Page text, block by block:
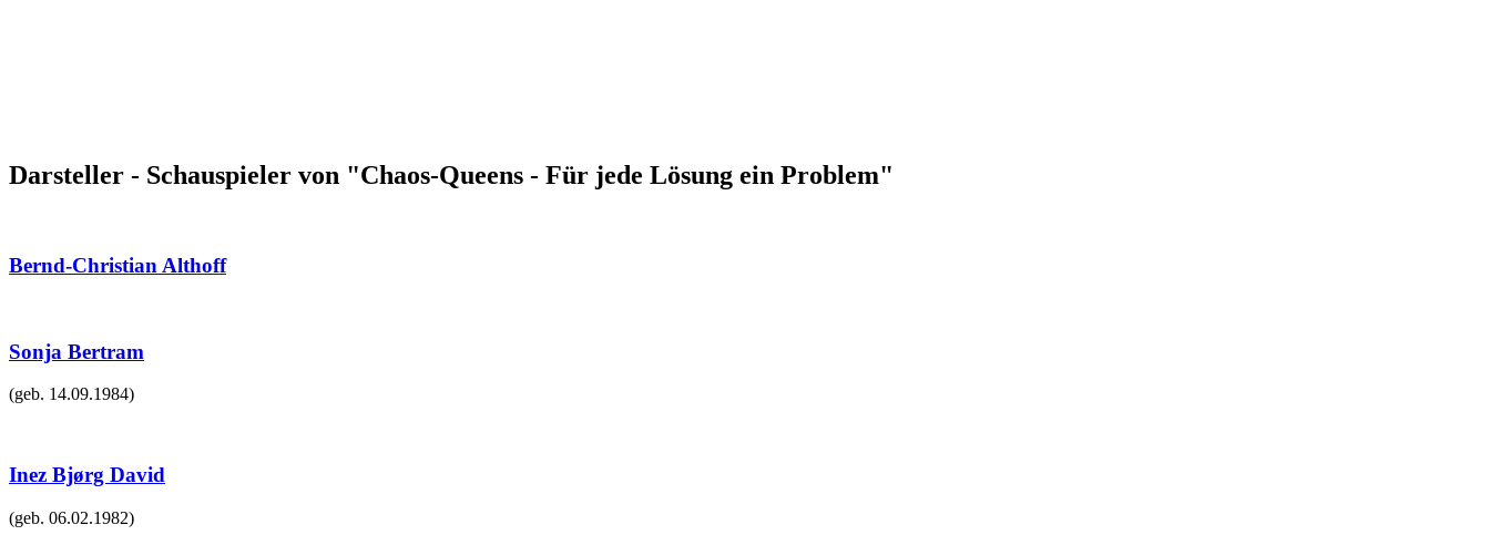
Darsteller - Schauspieler von "Chaos-Queens - Für jede Lösung ein Problem"
Bernd-Christian Althoff
Sonja Bertram
(geb. 14.09.1984)
Inez Bjørg David
(geb. 06.02.1982)